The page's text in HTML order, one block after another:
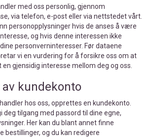
med oss personlig, gjennom
via telefon, e-post eller via nettstedet vårt.
personopplysninger hvis de anses å være
og hvis denne interessen ikke
personverninteresser. Før dataene
vi en vurdering for å forsikre oss om at
gjensidig interesse mellom deg og oss.
kundekonto
hos oss, opprettes en kundekonto.
deg tilgang med passord til dine egne,
Her kan du blant annet finne
bestillinger, og du kan redigere